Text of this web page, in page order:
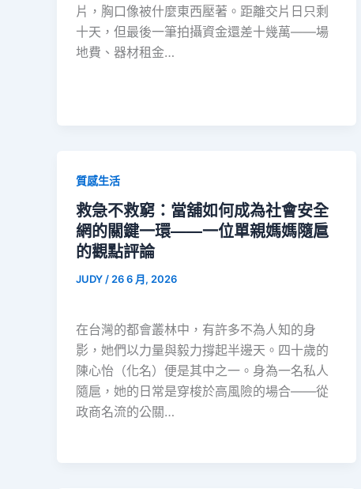
片，胸口像被什麼東西壓著。距離交片日只剩
十天，但最後一筆拍攝資金還差十幾萬——場
地費、器材租金…
質感生活
救急不救窮：當舖如何成為社會安全
網的關鍵一環——一位單親媽媽隨扈
的觀點評論
JUDY / 26 6 月, 2026
在台灣的都會叢林中，有許多不為人知的身
影，她們以力量與毅力撐起半邊天。四十歲的
陳心怡（化名）便是其中之一。身為一名私人
隨扈，她的日常是穿梭於高風險的場合——從
政商名流的公關…